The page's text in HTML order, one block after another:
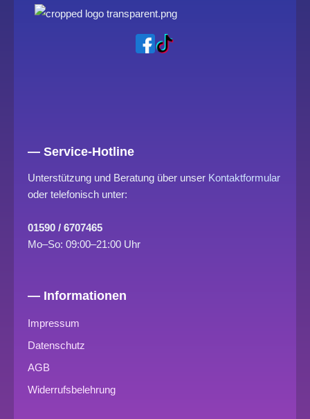
— Service-Hotline
Unterstützung und Beratung über unser Kontaktformular
oder telefonisch unter:
01590 / 6707465
Mo–So: 09:00–21:00 Uhr
— Informationen
Impressum
Datenschutz
AGB
Widerrufsbelehrung